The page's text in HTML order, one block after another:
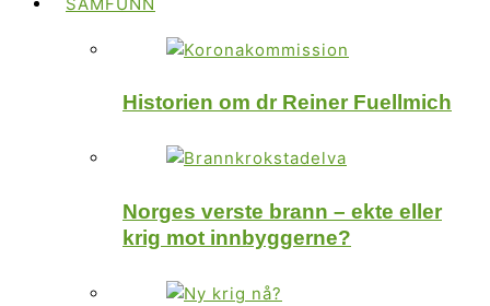
Historien om dr Reiner Fuellmich
Norges verste brann – ekte eller
krig mot innbyggerne?